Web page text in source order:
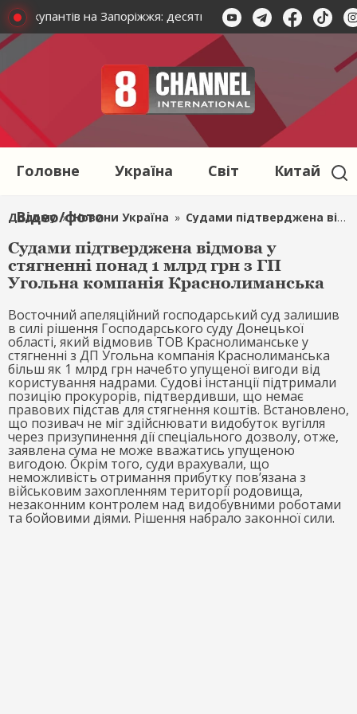
окупантів на Запоріжжя: десятки поранених Сили
Головне Україна Світ Китай
Відео/фото
Додому » Новини Україна » Судами підтверджена відмова у стягненні понад 1 млрд грн з ГП Угольна компанія Краснолиманська
Судами підтверджена відмова у
стягненні понад 1 млрд грн з ГП
Угольна компанія Краснолиманська
Восточний апеляційний господарський суд залишив
в силі рішення Господарського суду Донецької
області, який відмовив ТОВ Краснолиманське у
стягненні з ДП Угольна компанія Краснолиманська
більш як 1 млрд грн начебто упущеної вигоди від
користування надрами. Судові інстанції підтримали
позицію прокурорів, підтвердивши, що немає
правових підстав для стягнення коштів. Встановлено,
що позивач не міг здійснювати видобуток вугілля
через призупинення дії спеціального дозволу, отже,
заявлена сума не може вважатись упущеною
вигодою. Окрім того, суди врахували, що
неможливість отримання прибутку пов’язана з
військовим захопленням території родовища,
незаконним контролем над видобувними роботами
та бойовими діями. Рішення набрало законної сили.